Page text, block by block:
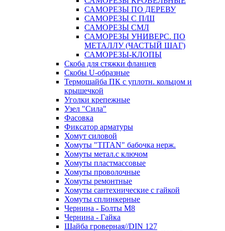
САМОРЕЗЫ ПО ДЕРЕВУ
САМОРЕЗЫ С П/Ш
САМОРЕЗЫ СМЛ
САМОРЕЗЫ УНИВЕРС. ПО
МЕТАЛЛУ (ЧАСТЫЙ ШАГ)
САМОРЕЗЫ-КЛОПЫ
Скоба для стяжки фланцев
Скобы U-образные
Термошайба ПК с уплотн. кольцом и
крышечкой
Уголки крепежные
Узел "Сила"
Фасовка
Фиксатор арматуры
Хомут силовой
Хомуты "TITAN" бабочка нерж.
Хомуты метал.с ключом
Хомуты пластмассовые
Хомуты проволочные
Хомуты ремонтные
Хомуты сантехнические с гайкой
Хомуты сплинкерные
Чернина - Болты М8
Чернина - Гайка
Шайба гроверная//DIN 127